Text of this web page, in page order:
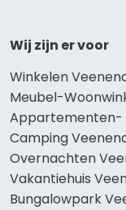
Wij zijn er voor
Winkelen
Meubel-
Appartementen-
Camping
Overnachten
Vakantiehuis
Bungalowpark